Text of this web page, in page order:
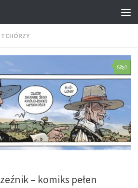
TCHÓRZY
0
– komiks pełen